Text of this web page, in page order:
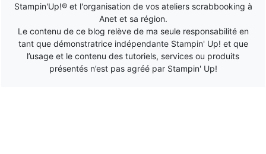
Stampin'Up!® et l'organisation de vos ateliers scrabbooking à
Anet et sa région.
Le contenu de ce blog relève de ma seule responsabilité en
tant que démonstratrice indépendante Stampin' Up! et que
l’usage et le contenu des tutoriels, services ou produits
présentés n’est pas agréé par Stampin' Up!